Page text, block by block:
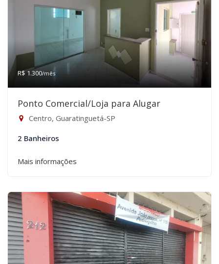
R$ 1.300/mês
Ponto Comercial/Loja para Alugar
Centro, Guaratinguetá-SP
2 Banheiros
Mais informações